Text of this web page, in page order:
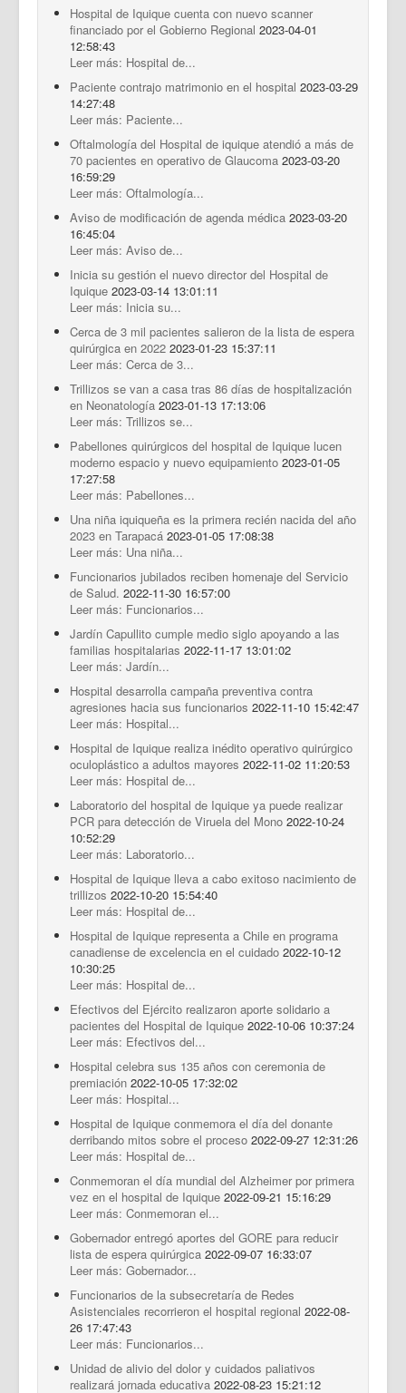
Hospital de Iquique cuenta con nuevo scanner
financiado por el Gobierno Regional 2023-04-01
12:58:43
Leer más: Hospital de...
Paciente contrajo matrimonio en el hospital 2023-03-29
14:27:48
Leer más: Paciente...
Oftalmología del Hospital de iquique atendió a más de
70 pacientes en operativo de Glaucoma 2023-03-20
16:59:29
Leer más: Oftalmología...
Aviso de modificación de agenda médica 2023-03-20
16:45:04
Leer más: Aviso de...
Inicia su gestión el nuevo director del Hospital de
Iquique 2023-03-14 13:01:11
Leer más: Inicia su...
Cerca de 3 mil pacientes salieron de la lista de espera
quirúrgica en 2022 2023-01-23 15:37:11
Leer más: Cerca de 3...
Trillizos se van a casa tras 86 días de hospitalización
en Neonatología 2023-01-13 17:13:06
Leer más: Trillizos se...
Pabellones quirúrgicos del hospital de Iquique lucen
moderno espacio y nuevo equipamiento 2023-01-05
17:27:58
Leer más: Pabellones...
Una niña iquiqueña es la primera recién nacida del año
2023 en Tarapacá 2023-01-05 17:08:38
Leer más: Una niña...
Funcionarios jubilados reciben homenaje del Servicio
de Salud. 2022-11-30 16:57:00
Leer más: Funcionarios...
Jardín Capullito cumple medio siglo apoyando a las
familias hospitalarias 2022-11-17 13:01:02
Leer más: Jardín...
Hospital desarrolla campaña preventiva contra
agresiones hacia sus funcionarios 2022-11-10 15:42:47
Leer más: Hospital...
Hospital de Iquique realiza inédito operativo quirúrgico
oculoplástico a adultos mayores 2022-11-02 11:20:53
Leer más: Hospital de...
Laboratorio del hospital de Iquique ya puede realizar
PCR para detección de Viruela del Mono 2022-10-24
10:52:29
Leer más: Laboratorio...
Hospital de Iquique lleva a cabo exitoso nacimiento de
trillizos 2022-10-20 15:54:40
Leer más: Hospital de...
Hospital de Iquique representa a Chile en programa
canadiense de excelencia en el cuidado 2022-10-12
10:30:25
Leer más: Hospital de...
Efectivos del Ejército realizaron aporte solidario a
pacientes del Hospital de Iquique 2022-10-06 10:37:24
Leer más: Efectivos del...
Hospital celebra sus 135 años con ceremonia de
premiación 2022-10-05 17:32:02
Leer más: Hospital...
Hospital de Iquique conmemora el día del donante
derribando mitos sobre el proceso 2022-09-27 12:31:26
Leer más: Hospital de...
Conmemoran el día mundial del Alzheimer por primera
vez en el hospital de Iquique 2022-09-21 15:16:29
Leer más: Conmemoran el...
Gobernador entregó aportes del GORE para reducir
lista de espera quirúrgica 2022-09-07 16:33:07
Leer más: Gobernador...
Funcionarios de la subsecretaría de Redes
Asistenciales recorrieron el hospital regional 2022-08-
26 17:47:43
Leer más: Funcionarios...
Unidad de alivio del dolor y cuidados paliativos
realizará jornada educativa 2022-08-23 15:21:12